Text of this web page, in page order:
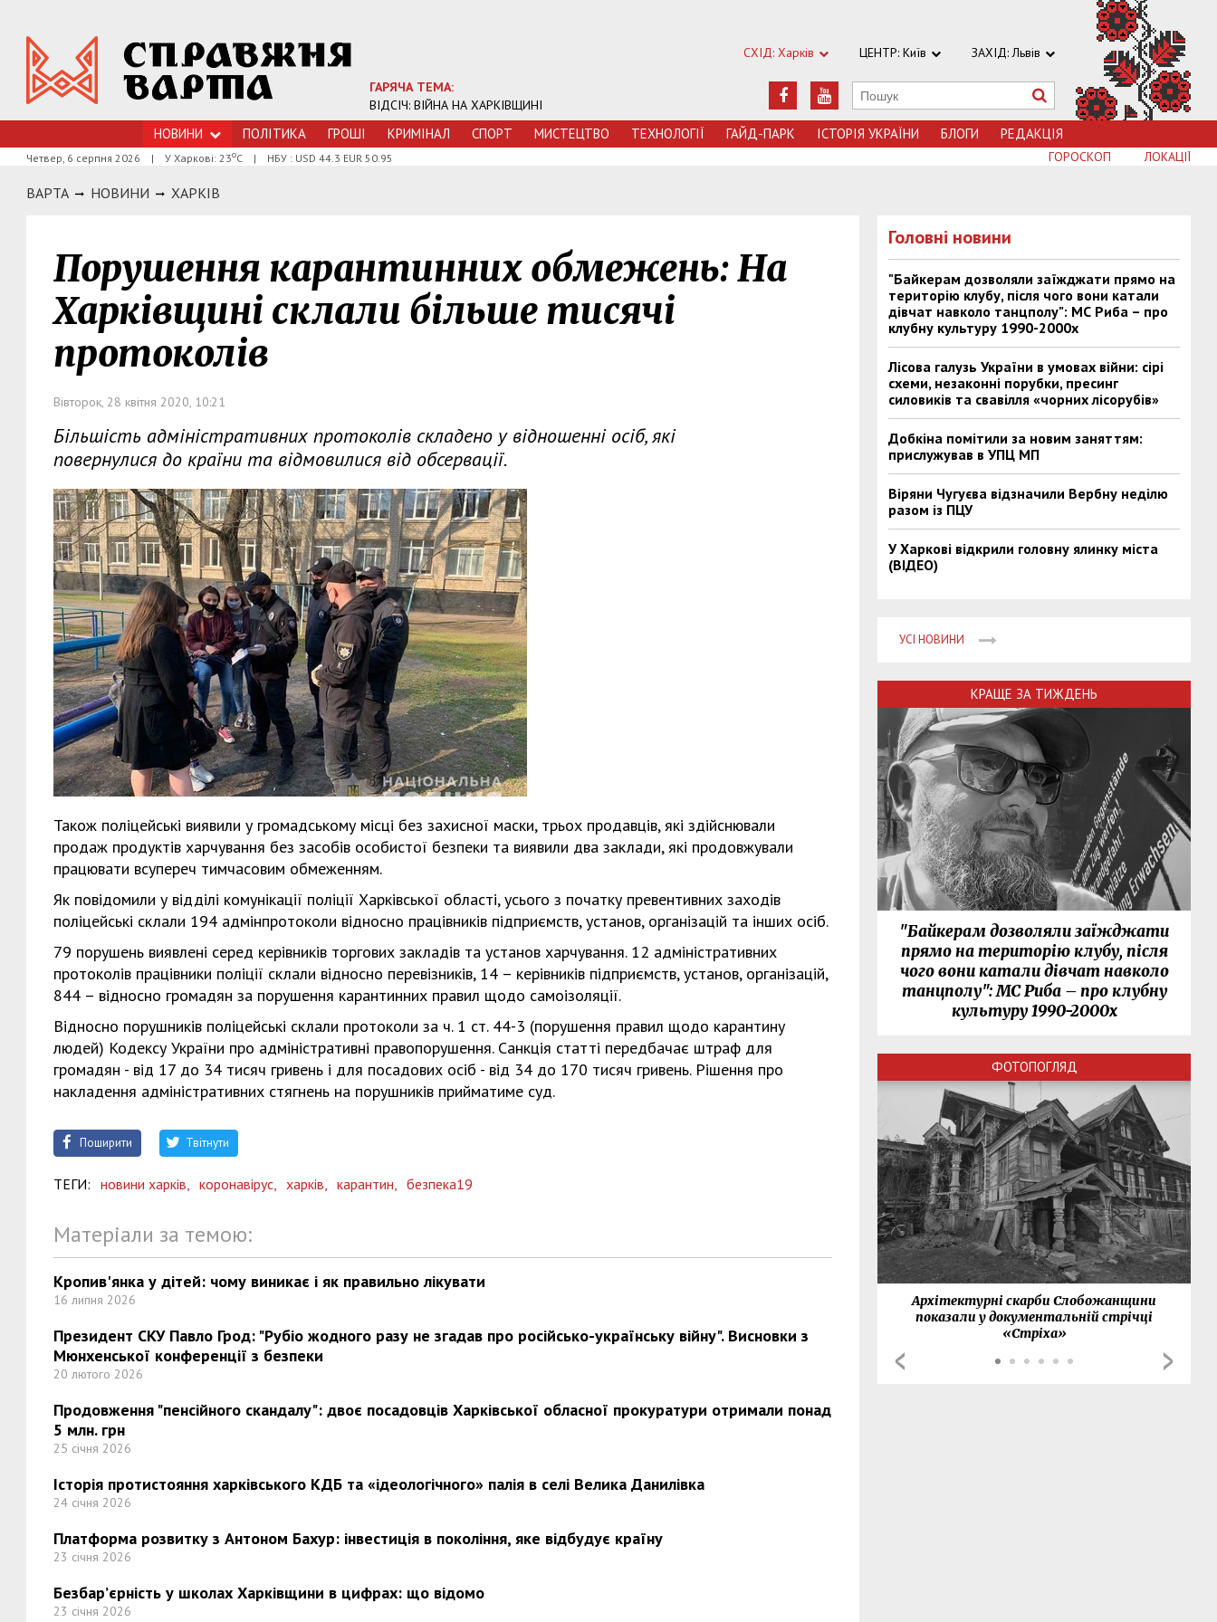
ГАРЯЧА ТЕМА:
ВІДСІЧ: ВІЙНА НА ХАРКІВЩИНІ
СХІД: Харків ЦЕНТР: Київ ЗАХІД: Львів
НОВИНИ ПОЛІТИКА ГРОШI КРИМIНАЛ СПОРТ МИСТЕЦТВО ТЕХНОЛОГIЇ ГАЙД-ПАРК ІСТОРІЯ УКРАЇНИ БЛОГИ РЕДАКЦІЯ
Четвер, 6 серпня 2026 | У Харкові: 23оС | НБУ : USD 44.3 EUR 50.95 ЛОКАЦІЇ
ГОРОСКОП
ВАРТА НОВИНИ ХАРКIВ
Порушення карантинних обмежень: На
Харківщині склали більше тисячі
протоколів
Вівторок, 28 квітня 2020, 10:21
Більшість адміністративних протоколів складено у відношенні осіб, які
повернулися до країни та відмовилися від обсервації.
Також поліцейські виявили у громадському місці без захисної маски, трьох продавців, які здійснювали
продаж продуктів харчування без засобів особистої безпеки та виявили два заклади, які продовжували
працювати всупереч тимчасовим обмеженням.
Як повідомили у відділі комунікації поліції Харківської області, усього з початку превентивних заходів
поліцейські склали 194 адмінпротоколи відносно працівників підприємств, установ, організацій та інших осіб.
79 порушень виявлені серед керівників торгових закладів та установ харчування. 12 адміністративних
протоколів працівники поліції склали відносно перевізників, 14 – керівників підприємств, установ, організацій,
844 – відносно громадян за порушення карантинних правил щодо самоізоляції.
Відносно порушників поліцейські склали протоколи за ч. 1 ст. 44-3 (порушення правил щодо карантину
людей) Кодексу України про адміністративні правопорушення. Санкція статті передбачає штраф для
громадян - від 17 до 34 тисяч гривень і для посадових осіб - від 34 до 170 тисяч гривень. Рішення про
накладення адміністративних стягнень на порушників прийматиме суд.
Поширити Твітнути
ТЕГИ: новини харків, коронавірус, харків, карантин, безпека19
Матеріали за темою:
Кропив'янка у дітей: чому виникає і як правильно лікувати
16 липня 2026
Президент СКУ Павло Грод: "Рубіо жодного разу не згадав про російсько-українську війну". Висновки з
Мюнхенської конференції з безпеки
20 лютого 2026
Продовження "пенсійного скандалу": двоє посадовців Харківської обласної прокуратури отримали понад
5 млн. грн
25 січня 2026
Історія протистояння харківського КДБ та «ідеологічного» палія в селі Велика Данилівка
24 січня 2026
Платформа розвитку з Антоном Бахур: інвестиція в покоління, яке відбудує країну
23 січня 2026
Безбар’єрність у школах Харківщини в цифрах: що відомо
23 січня 2026
Головні новини
"Байкерам дозволяли заїжджати прямо на
територію клубу, після чого вони катали
дівчат навколо танцполу": МС Риба – про
клубну культуру 1990-2000х
Лісова галузь України в умовах війни: сірі
схеми, незаконні порубки, пресинг
силовиків та свавілля «чорних лісорубів»
Добкіна помітили за новим заняттям:
прислужував в УПЦ МП
Віряни Чугуєва відзначили Вербну неділю
разом із ПЦУ
У Харкові відкрили головну ялинку міста
(ВІДЕО)
УСІ НОВИНИ
КРАЩЕ ЗА ТИЖДЕНЬ
"Байкерам дозволяли заїжджати
прямо на територію клубу, після
чого вони катали дівчат навколо
танцполу": МС Риба – про клубну
культуру 1990-2000х
ФОТОПОГЛЯД
Архітектурні скарби Слобожанщини
показали у документальній стрічці
«Стріха»